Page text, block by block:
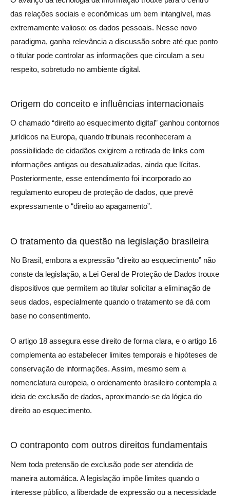
das relações sociais e econômicas um bem intangível, mas
extremamente valioso: os dados pessoais. Nesse novo
paradigma, ganha relevância a discussão sobre até que ponto
o titular pode controlar as informações que circulam a seu
respeito, sobretudo no ambiente digital.
Origem do conceito e influências internacionais
O chamado “direito ao esquecimento digital” ganhou contornos
jurídicos na Europa, quando tribunais reconheceram a
possibilidade de cidadãos exigirem a retirada de links com
informações antigas ou desatualizadas, ainda que lícitas.
Posteriormente, esse entendimento foi incorporado ao
regulamento europeu de proteção de dados, que prevê
expressamente o “direito ao apagamento”.
O tratamento da questão na legislação brasileira
No Brasil, embora a expressão “direito ao esquecimento” não
conste da legislação, a Lei Geral de Proteção de Dados trouxe
dispositivos que permitem ao titular solicitar a eliminação de
seus dados, especialmente quando o tratamento se dá com
base no consentimento.
O artigo 18 assegura esse direito de forma clara, e o artigo 16
complementa ao estabelecer limites temporais e hipóteses de
conservação de informações. Assim, mesmo sem a
nomenclatura europeia, o ordenamento brasileiro contempla a
ideia de exclusão de dados, aproximando-se da lógica do
direito ao esquecimento.
O contraponto com outros direitos fundamentais
Nem toda pretensão de exclusão pode ser atendida de
maneira automática. A legislação impõe limites quando o
interesse público, a liberdade de expressão ou a necessidade